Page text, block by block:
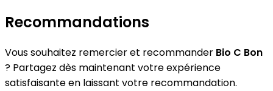
Recommandations
Vous souhaitez remercier et recommander Bio C Bon
? Partagez dès maintenant votre expérience
satisfaisante en laissant votre recommandation.